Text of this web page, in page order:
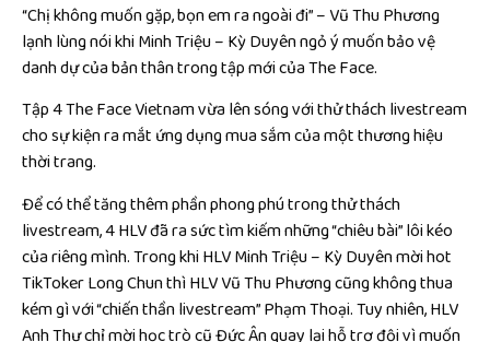
“Chị không muốn gặp, bọn em ra ngoài đi” – Vũ Thu Phương
lạnh lùng nói khi Minh Triệu – Kỳ Duyên ngỏ ý muốn bảo vệ
danh dự của bản thân trong tập mới của The Face.
Tập 4 The Face Vietnam vừa lên sóng với thử thách livestream
cho sự kiện ra mắt ứng dụng mua sắm của một thương hiệu
thời trang.
Để có thể tăng thêm phần phong phú trong thử thách
livestream, 4 HLV đã ra sức tìm kiếm những “chiêu bài” lôi kéo
của riêng mình. Trong khi HLV Minh Triệu – Kỳ Duyên mời hot
TikToker Long Chun thì HLV Vũ Thu Phương cũng không thua
kém gì với “chiến thần livestream” Phạm Thoại. Tuy nhiên, HLV
Anh Thư chỉ mời học trò cũ Đức Ân quay lại hỗ trợ đội vì muốn